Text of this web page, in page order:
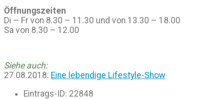
Öffnungszeiten
Di – Fr von 8.30 – 11.30 und von 13.30 – 18.00
Sa von 8.30 – 12.00
Siehe auch:
27.08.2018: Eine lebendige Lifestyle-Show
Eintrags-ID: 22848